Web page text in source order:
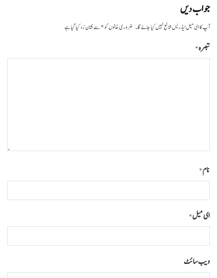
جواب دیں
آپ کا ای میل ایڈریس شائع نہیں کیا جائے گا۔ ضروری خانوں کو*سے نشان زد کیا گیا ہے
تبصرہ*
نام*
ای میل*
ویب‌ سائٹ